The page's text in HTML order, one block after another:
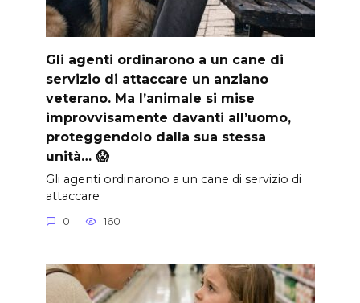
Gli agenti ordinarono a un cane di
servizio di attaccare un anziano
veterano. Ma l’animale si mise
improvvisamente davanti all’uomo,
proteggendolo dalla sua stessa
unità… 😱
Gli agenti ordinarono a un cane di servizio di
attaccare
0 160